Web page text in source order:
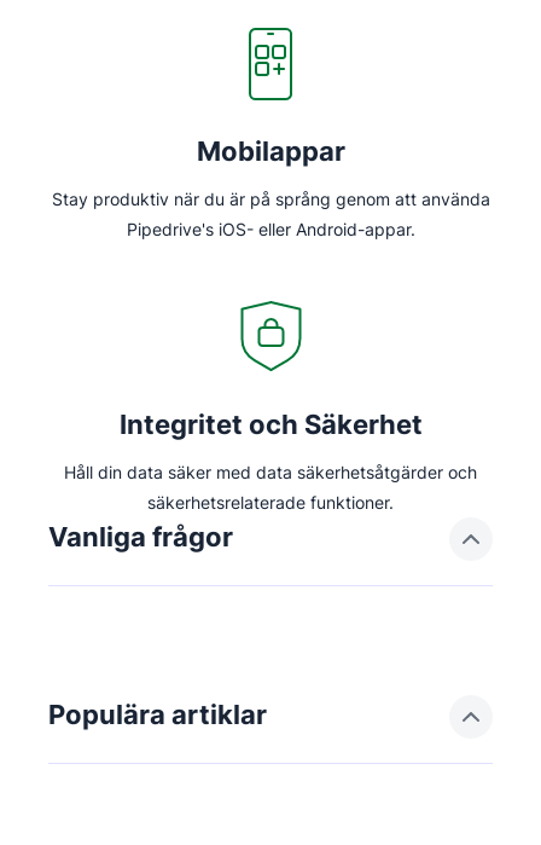
Mobilappar
Stay produktiv när du är på språng genom att använda
Pipedrive's iOS- eller Android-appar.
Integritet och Säkerhet
Håll din data säker med data säkerhetsåtgärder och
säkerhetsrelaterade funktioner.
Vanliga frågor
Populära artiklar